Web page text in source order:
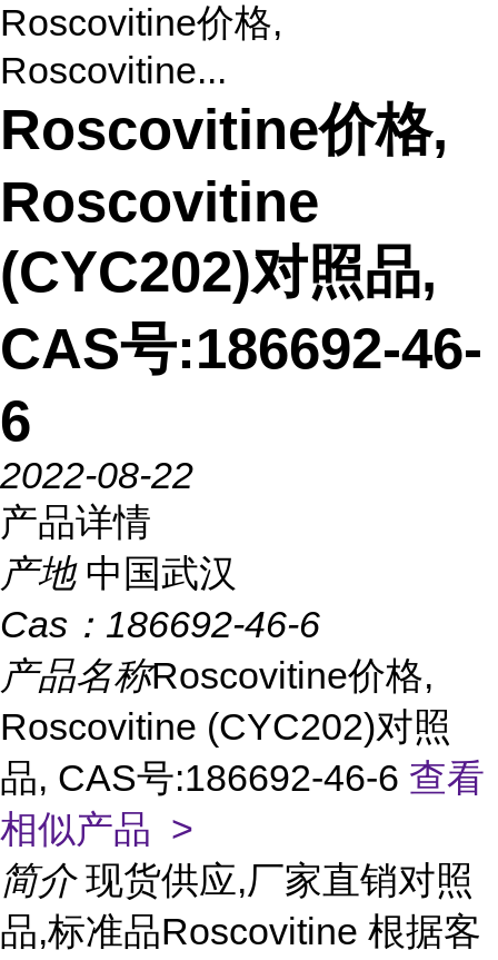
Roscovitine价格,
Roscovitine...
Roscovitine价格,
Roscovitine
(CYC202)对照品,
CAS号:186692-46-
6
2022-08-22
产品详情
产地 中国武汉
Cas： 186692-46-6
产品名称Roscovitine价格,
Roscovitine (CYC202)对照
品, CAS号:186692-46-6 查看
相似产品 >
简介 现货供应,厂家直销对照
品,标准品Roscovitine 根据客